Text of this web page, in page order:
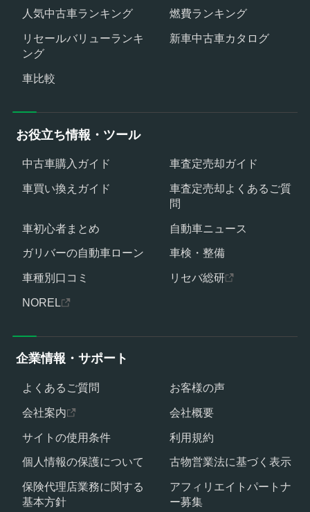
人気中古車ランキング
燃費ランキング
リセールバリューランキ
ング
新車中古車カタログ
車比較
お役立ち情報・ツール
中古車購入ガイド
車査定売却ガイド
車買い換えガイド
車査定売却よくあるご質
問
車初心者まとめ
自動車ニュース
ガリバーの自動車ローン
車検・整備
車種別口コミ
リセバ総研
NOREL
企業情報・サポート
よくあるご質問
お客様の声
会社案内
会社概要
サイトの使用条件
利用規約
個人情報の保護について
古物営業法に基づく表示
保険代理店業務に関する
基本方針
アフィリエイトパートナ
ー募集